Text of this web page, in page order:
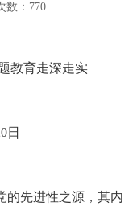
： 770
教育走深走实
日
的先进性之源，其内